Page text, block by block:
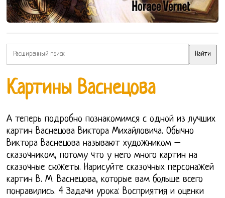
Картины Васнецова
А теперь подробно познакомимся с одной из лучших
картин Васнецова Виктора Михайловича. Обычно
Виктора Васнецова называют художником –
сказочником, потому что у него много картин на
сказочные сюжеты. Нарисуйте сказочных персонажей
картин В. М. Васнецова, которые вам больше всего
понравились. 4 Задачи урока: Восприятия и оценки